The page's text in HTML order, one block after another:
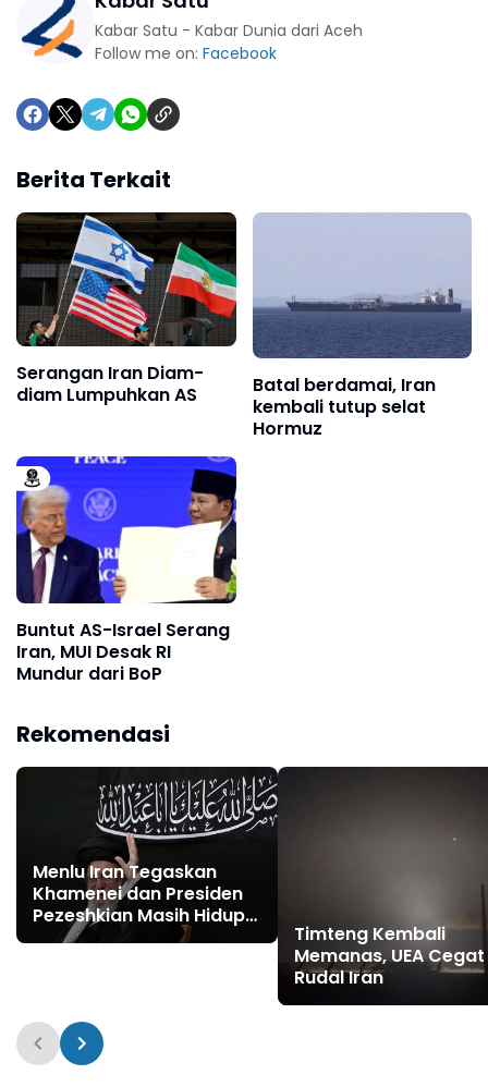
Kabar Satu - Kabar Dunia dari Aceh
Follow me on: Facebook
Berita Terkait
Serangan Iran Diam-
diam Lumpuhkan AS
Batal berdamai, Iran
kembali tutup selat
Hormuz
Buntut AS-Israel Serang
Iran, MUI Desak RI
Mundur dari BoP
Rekomendasi
Menlu Iran Tegaskan
Khamenei dan Presiden
Pezeshkian Masih Hidup
dan Sehat
Timteng Kembali
Memanas, UEA Cegat
Rudal Iran